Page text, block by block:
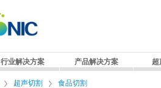
行业解决方案 产品解决方案 超
超声切割 食品切割